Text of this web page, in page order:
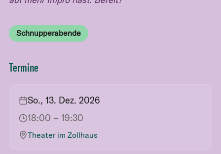
Schnupperabende
Termine
So., 13. Dez. 2026
18:00 – 19:30
Theater im Zollhaus